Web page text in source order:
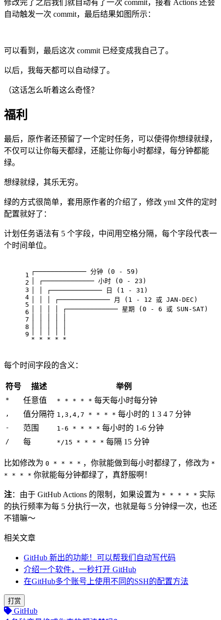
修改完了之后我们就自动有了一次 commit，接着 Actions 还会
自动触发一次 commit，最后结果如图所示：
可以看到，最后这次 commit 已经变成我自己了。
以后，我每天都可以自动绿了。
（这话怎么听着这么奇怪？
福利
最后，原作者还预留了一个定时任务，可以使得你想绿就绿，
不仅可以让你每天都绿，还能让你每小时都绿，每分钟都能
绿。
想绿就绿，其乐无穷。
绿的方式很简单，套用原作者的介绍了，修改 yml 文件的定时
配置就好了：
计划任务语法有 5 个字段，中间用空格分隔，每个字段代表一
个时间单位。
1
2
3
4
5
6
7
8
9
┌───────────── 分钟 (0 - 59)
│ ┌───────────── 小时 (0 - 23)
│ │ ┌───────────── 日 (1 - 31)
│ │ │ ┌───────────── 月 (1 - 12 或 JAN-DEC)
│ │ │ │ ┌───────────── 星期 (0 - 6 或 SUN-SAT)
* * * * *
每个时间字段的含义：
符号 描述 举例
* 任意值 * * * * * 每天每小时每分钟
, 值分隔符 1,3,4,7 * * * * 每小时的 1 3 4 7 分钟
- 范围 1-6 * * * * 每小时的 1-6 分钟
/ 每 */15 * * * * 每隔 15 分钟
比如修改为 0 * * * * ，你就能做到每小时都绿了，修改为 *
* * * * 你就能每分钟都绿了，真舒服啊！
注：由于 GitHub Actions 的限制，如果设置为 * * * * * 实际
的执行频率为每 5 分执行一次，也就是每 5 分钟绿一次，也还
不错嘛～
相关文章
GitHub 新出的功能！可以帮我们自动写代码
介绍一个软件，一秒打开 GitHub
在GitHub多个账号上使用不同的SSH的配置方法
打赏
GitHub